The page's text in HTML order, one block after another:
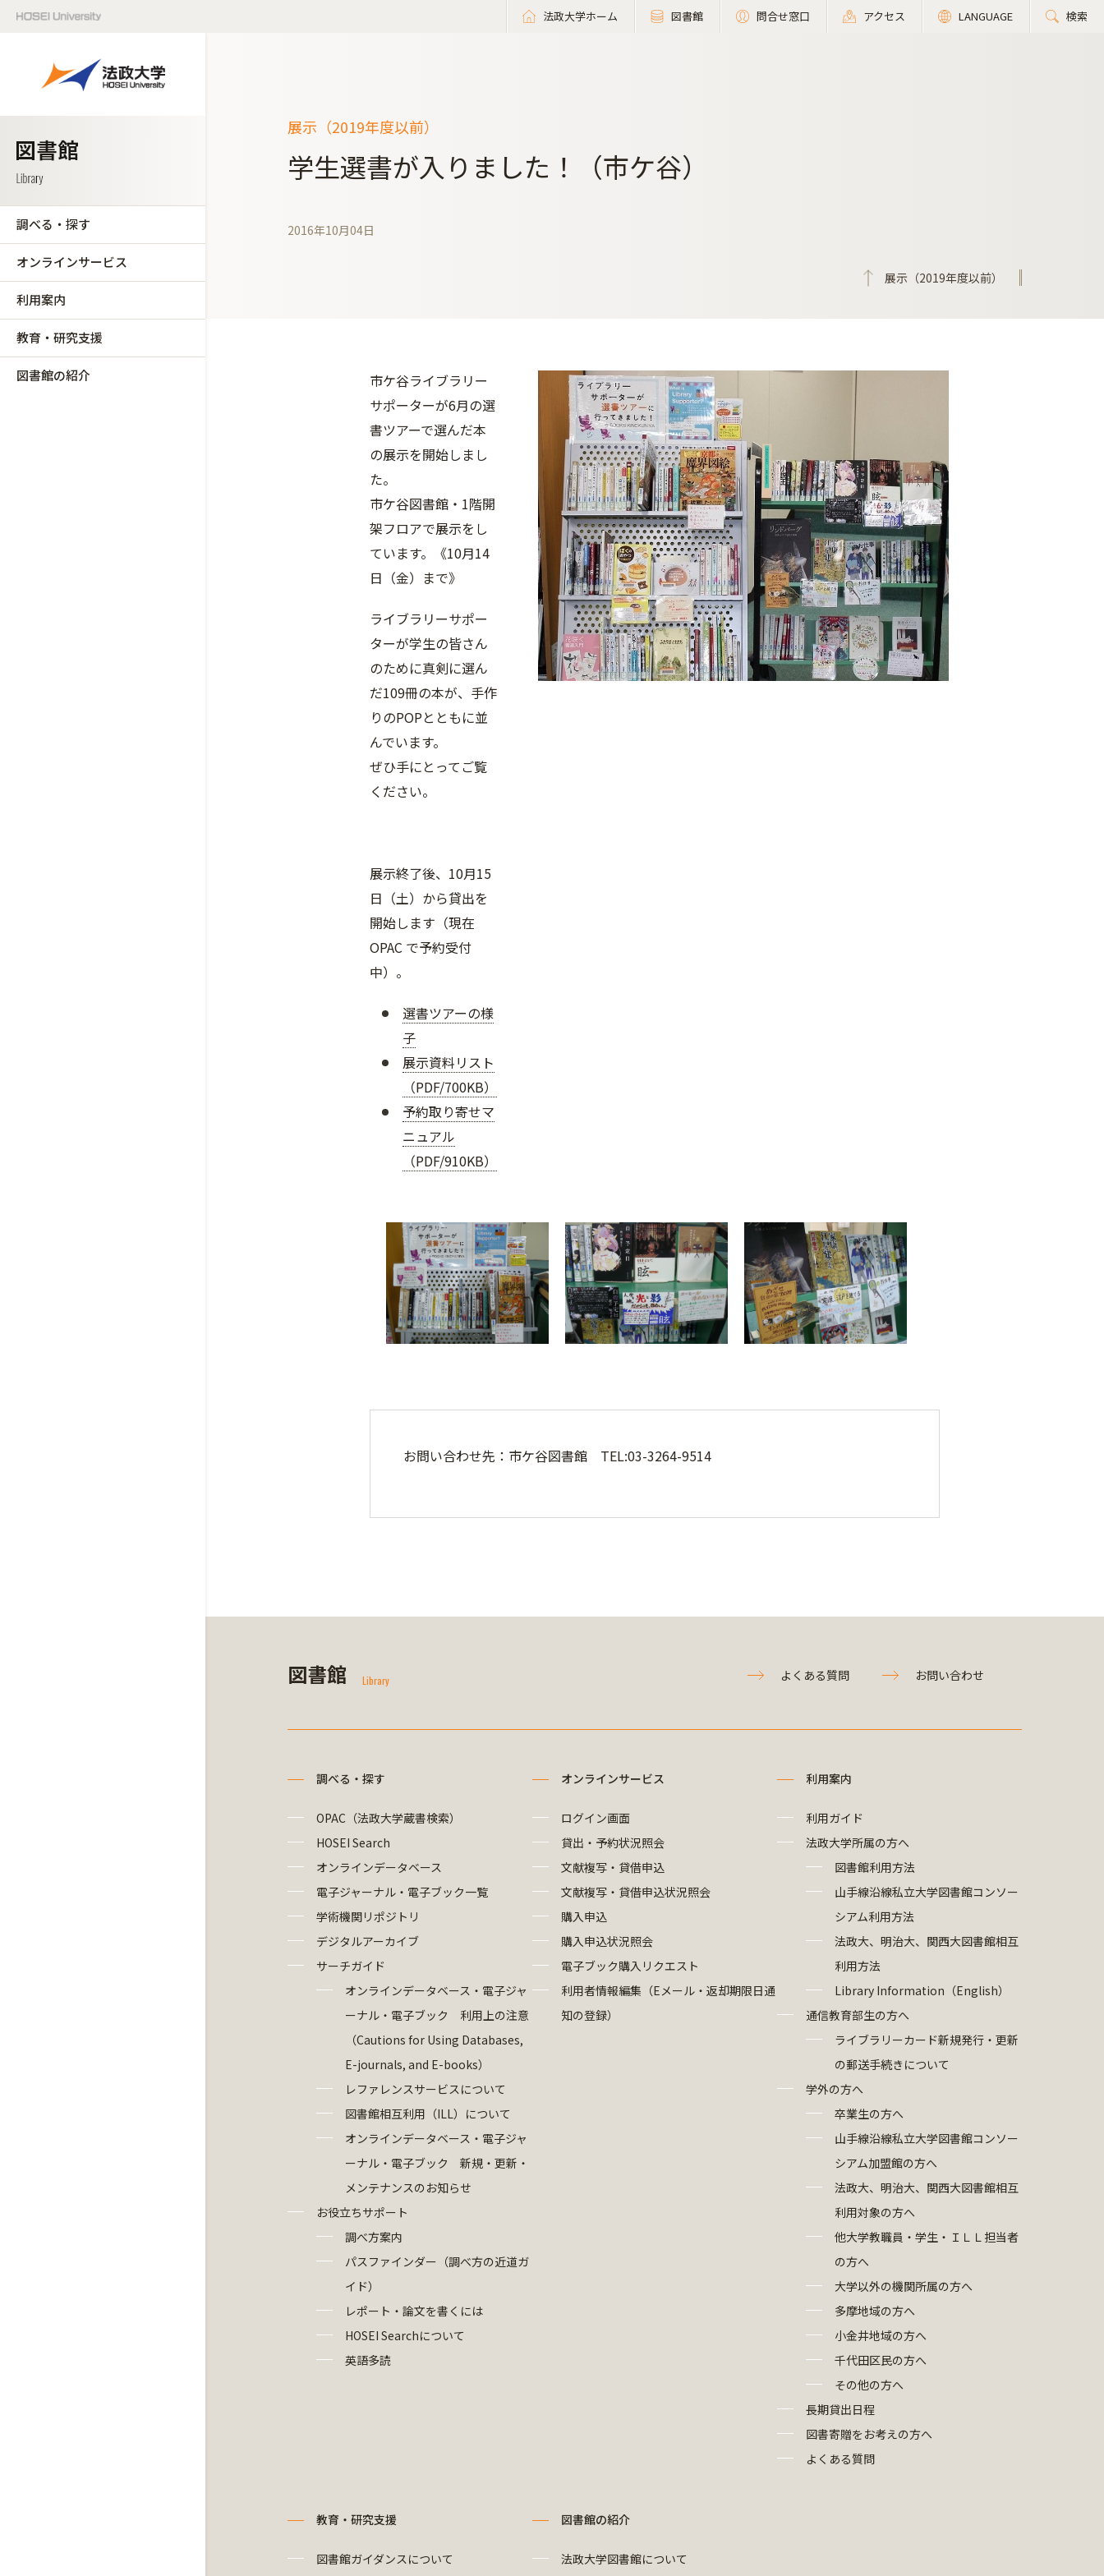
法政大学ホーム 図書館 問合せ窓口 アクセス LANGUAGE 検索
調べる・探す
オンラインサービス
利用案内
教育・研究支援
図書館の紹介
展示（2019年度以前）
学生選書が入りました！（市ケ谷）
2016年10月04日
展示（2019年度以前）
市ケ谷ライブラリー
サポーターが6月の選
書ツアーで選んだ本
の展示を開始しまし
た。
市ケ谷図書館・1階開
架フロアで展示をし
ています。《10月14
日（金）まで》
ライブラリーサポー
ターが学生の皆さん
のために真剣に選ん
だ109冊の本が、手作
りのPOPとともに並
んでいます。
ぜひ手にとってご覧
ください。
展示終了後、10月15
日（土）から貸出を
開始します（現在
OPAC で予約受付
中）。
選書ツアーの様
子
展示資料リスト
（PDF/700KB）
予約取り寄せマ
ニュアル
（PDF/910KB）
お問い合わせ先：市ケ谷図書館 TEL:03-3264-9514
図書館 Library よくある質問 お問い合わせ
調べる・探す
OPAC（法政大学蔵書検索）
HOSEI Search
オンラインデータベース
電子ジャーナル・電子ブック一覧
学術機関リポジトリ
デジタルアーカイブ
サーチガイド
オンラインデータベース・電子ジャ
ーナル・電子ブック 利用上の注意
（Cautions for Using Databases,
E-journals, and E-books）
レファレンスサービスについて
図書館相互利用（ILL）について
オンラインデータベース・電子ジャ
ーナル・電子ブック 新規・更新・
メンテナンスのお知らせ
お役立ちサポート
調べ方案内
パスファインダー（調べ方の近道ガ
イド）
レポート・論文を書くには
HOSEI Searchについて
英語多読
オンラインサービス
ログイン画面
貸出・予約状況照会
文献複写・貸借申込
文献複写・貸借申込状況照会
購入申込
購入申込状況照会
電子ブック購入リクエスト
利用者情報編集（Eメール・返却期限日通
知の登録）
利用案内
利用ガイド
法政大学所属の方へ
図書館利用方法
山手線沿線私立大学図書館コンソー
シアム利用方法
法政大、明治大、関西大図書館相互
利用方法
Library Information（English）
通信教育部生の方へ
ライブラリーカード新規発行・更新
の郵送手続きについて
学外の方へ
卒業生の方へ
山手線沿線私立大学図書館コンソー
シアム加盟館の方へ
法政大、明治大、関西大図書館相互
利用対象の方へ
他大学教職員・学生・ＩＬＬ担当者
の方へ
大学以外の機関所属の方へ
多摩地域の方へ
小金井地域の方へ
千代田区民の方へ
その他の方へ
長期貸出日程
図書寄贈をお考えの方へ
よくある質問
教育・研究支援
図書館ガイダンスについて
図書館の紹介
法政大学図書館について